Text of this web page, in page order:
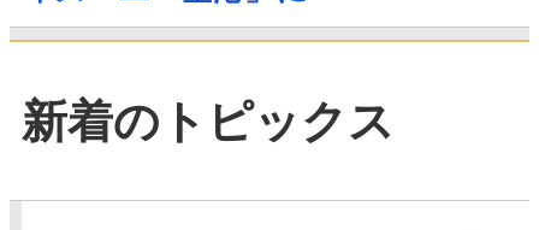
新着のトピックス